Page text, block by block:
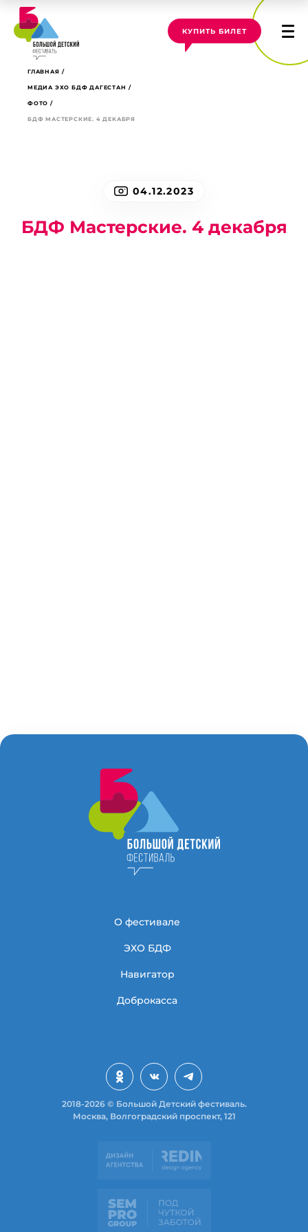
КУПИТЬ БИЛЕТ
ГЛАВНАЯ
МЕДИА ЭХО БДФ ДАГЕСТАН
ФОТО
БДФ МАСТЕРСКИЕ. 4 ДЕКАБРЯ
04.12.2023
БДФ Мастерские. 4 декабря
О фестивале
ЭХО БДФ
Навигатор
Доброкасса
2018-2026 © Большой Детский фестиваль.
Москва, Волгоградский проспект, 121